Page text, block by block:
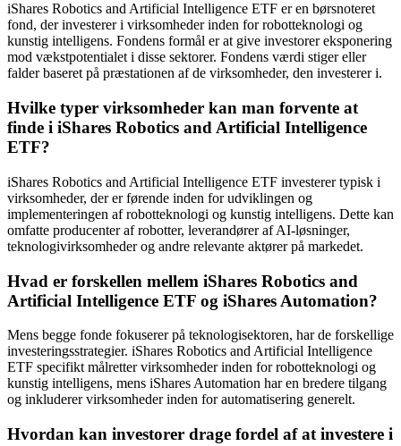
iShares Robotics and Artificial Intelligence ETF er en børsnoteret
fond, der investerer i virksomheder inden for robotteknologi og
kunstig intelligens. Fondens formål er at give investorer eksponering
mod vækstpotentialet i disse sektorer. Fondens værdi stiger eller
falder baseret på præstationen af de virksomheder, den investerer i.
Hvilke typer virksomheder kan man forvente at
finde i iShares Robotics and Artificial Intelligence
ETF?
iShares Robotics and Artificial Intelligence ETF investerer typisk i
virksomheder, der er førende inden for udviklingen og
implementeringen af robotteknologi og kunstig intelligens. Dette kan
omfatte producenter af robotter, leverandører af AI-løsninger,
teknologivirksomheder og andre relevante aktører på markedet.
Hvad er forskellen mellem iShares Robotics and
Artificial Intelligence ETF og iShares Automation?
Mens begge fonde fokuserer på teknologisektoren, har de forskellige
investeringsstrategier. iShares Robotics and Artificial Intelligence
ETF specifikt målretter virksomheder inden for robotteknologi og
kunstig intelligens, mens iShares Automation har en bredere tilgang
og inkluderer virksomheder inden for automatisering generelt.
Hvordan kan investorer drage fordel af at investere i